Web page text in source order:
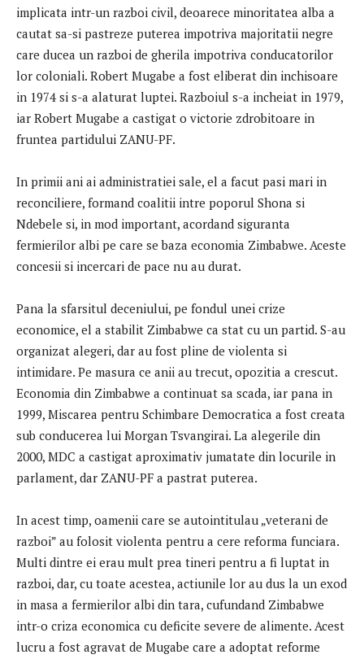
implicata intr-un razboi civil, deoarece minoritatea alba a
cautat sa-si pastreze puterea impotriva majoritatii negre
care ducea un razboi de gherila impotriva conducatorilor
lor coloniali. Robert Mugabe a fost eliberat din inchisoare
in 1974 si s-a alaturat luptei. Razboiul s-a incheiat in 1979,
iar Robert Mugabe a castigat o victorie zdrobitoare in
fruntea partidului ZANU-PF.
In primii ani ai administratiei sale, el a facut pasi mari in
reconciliere, formand coalitii intre poporul Shona si
Ndebele si, in mod important, acordand siguranta
fermierilor albi pe care se baza economia Zimbabwe. Aceste
concesii si incercari de pace nu au durat.
Pana la sfarsitul deceniului, pe fondul unei crize
economice, el a stabilit Zimbabwe ca stat cu un partid. S-au
organizat alegeri, dar au fost pline de violenta si
intimidare. Pe masura ce anii au trecut, opozitia a crescut.
Economia din Zimbabwe a continuat sa scada, iar pana in
1999, Miscarea pentru Schimbare Democratica a fost creata
sub conducerea lui Morgan Tsvangirai. La alegerile din
2000, MDC a castigat aproximativ jumatate din locurile in
parlament, dar ZANU-PF a pastrat puterea.
In acest timp, oamenii care se autointitulau „veterani de
razboi” au folosit violenta pentru a cere reforma funciara.
Multi dintre ei erau mult prea tineri pentru a fi luptat in
razboi, dar, cu toate acestea, actiunile lor au dus la un exod
in masa a fermierilor albi din tara, cufundand Zimbabwe
intr-o criza economica cu deficite severe de alimente. Acest
lucru a fost agravat de Mugabe care a adoptat reforme